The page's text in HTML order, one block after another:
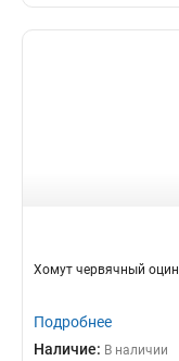
Хомут червячный
Подробнее
Наличие: В наличии